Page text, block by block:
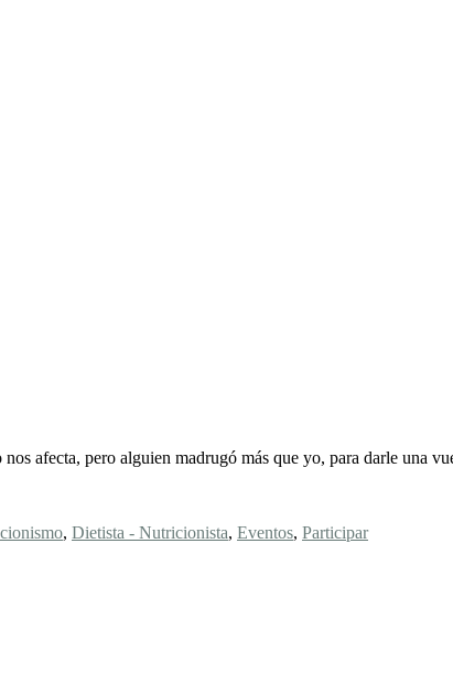
afecta, pero alguien madrugó más que yo, para darle una
, Dietista - Nutricionista, Eventos, Participar